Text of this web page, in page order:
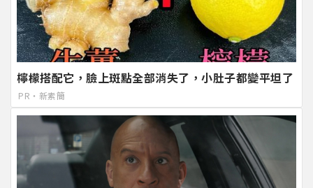
檸檬搭配它，臉上斑點全部消失了，小肚子都變平坦了
PR・新素簡